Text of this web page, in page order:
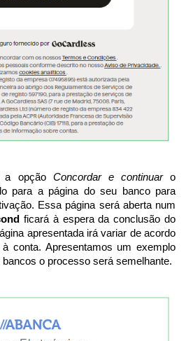
a opção Concordar e continuaro
para a página do seu banco para
Essa página será aberta num
ficará à espera da conclusão do
apresentada irá variar de acordo
conta. Apresentamos um exemplo
o processo será semelhante.